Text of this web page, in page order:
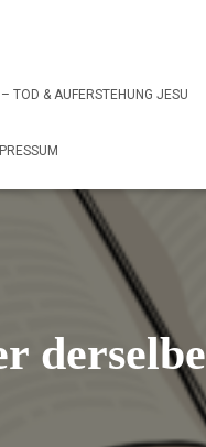
TOD & AUFERSTEHUNG JESU
derselbe